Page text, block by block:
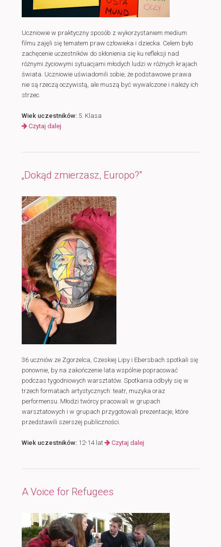
Uczniowie w praktyczny sposób z wykorzystaniem medium
filmu zajęli się tematem praw człowieka i dziecka. Celem było
zachęcenie uczestników do skłonienia się ku refleksji nad
różnymi życiowymi sytuacjami młodych ludzi w różnych krajach
świata. Uczniowie uświadomili sobie, że podstawowe prawa
nie są rzeczą oczywistą, ale muszą być wywalczone i należy ich
strzec.
Wiek uczestników:5. Klasa
Czytaj dalej
„Dokąd zmierzasz, Europo?”
36 uczniów ze Zgorzelca, Czeskiej Lipy i Ebersbach spotkali się
ponownie, by na zakończenie lata wspólnie popracować
podczas tygodniowych warsztatów. Spotkania odbyły się w
trzech formatach artystycznych: teatr, muzyka oraz
performensu. Młodzi twórcy pracowali w grupach
warsztatowych i w grupach przygotowali prezentacje, które
przedstawili szerszej publiczności.
Wiek uczestników:12-14 lat Czytaj dalej
A Voice for Refugees